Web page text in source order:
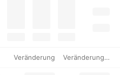
Veränderung Veränderung %